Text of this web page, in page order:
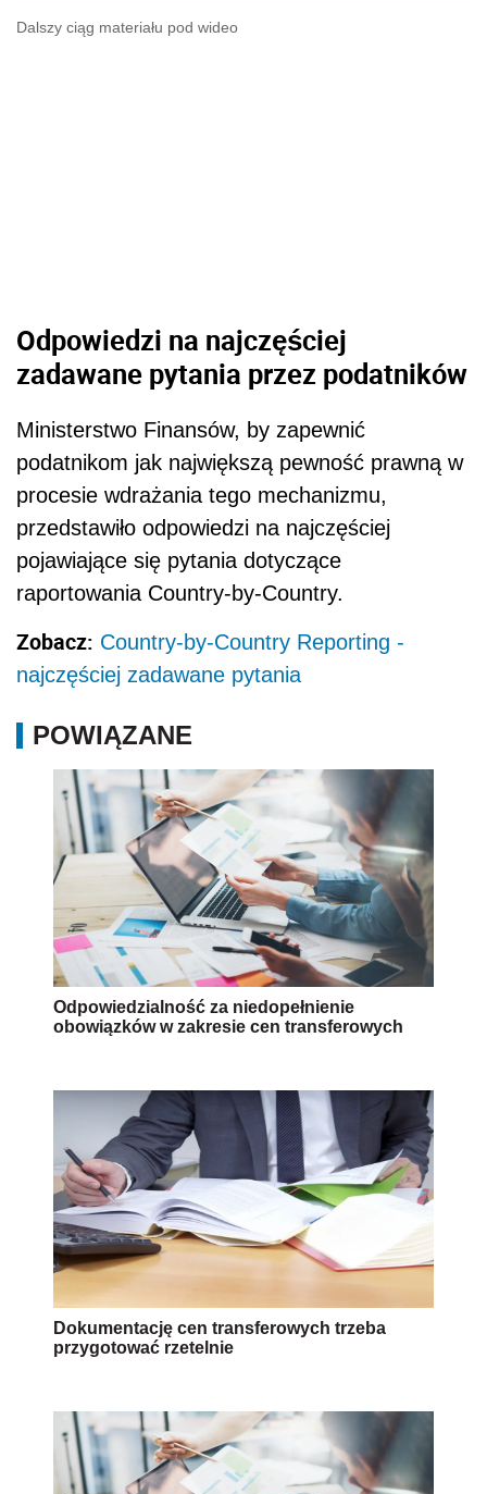
Dalszy ciąg materiału pod wideo
Odpowiedzi na najczęściej
zadawane pytania przez podatników
Ministerstwo Finansów, by zapewnić
podatnikom jak największą pewność prawną w
procesie wdrażania tego mechanizmu,
przedstawiło odpowiedzi na najczęściej
pojawiające się pytania dotyczące
raportowania Country-by-Country.
Zobacz: Country-by-Country Reporting -
najczęściej zadawane pytania
POWIĄZANE
Odpowiedzialność za niedopełnienie
obowiązków w zakresie cen transferowych
Dokumentację cen transferowych trzeba
przygotować rzetelnie